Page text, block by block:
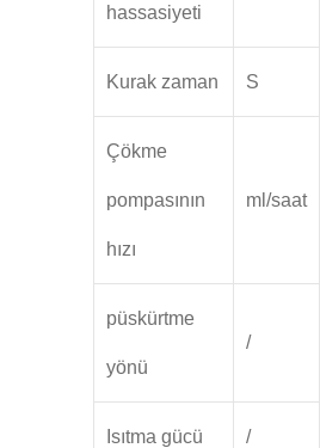
hassasiyeti
Kurak zaman S
Çökme
pompasının
hızı
ml/saat
püskürtme
yönü
/
Isıtma gücü /